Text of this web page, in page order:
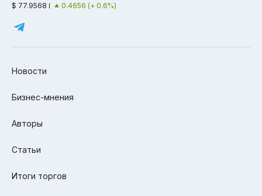
$ 77.9568 0.4656 (+ 0.6%)
Новости
Бизнес-мнения
Авторы
Статьи
Итоги торгов